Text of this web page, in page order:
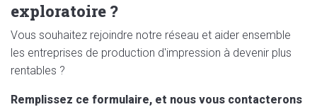
exploratoire ?
Vous souhaitez rejoindre notre réseau et aider ensemble
les entreprises de production d'impression à devenir plus
rentables ?
Remplissez ce formulaire, et nous vous contacterons